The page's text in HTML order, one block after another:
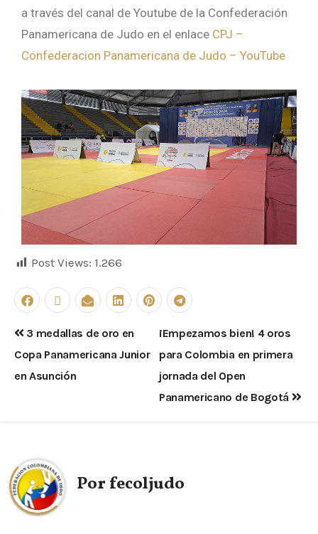
a través del canal de Youtube de la Confederación
Panamericana de Judo en el enlace CPJ –
Confederacion Panamericana de Judo – YouTube
Post Views: 1.266
3 medallas de oro en
Copa Panamericana Junior
en Asunción
¡Empezamos bien! 4 oros
para Colombia en primera
jornada del Open
Panamericano de Bogotá
Porfecoljudo